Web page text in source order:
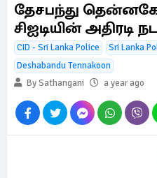
தேசபந்து
சிஐடியின் அதிரடி
CID - Sri Lanka Police Sri Lanka
Deshabandu Tennakoon
By Sathangani
a year ago